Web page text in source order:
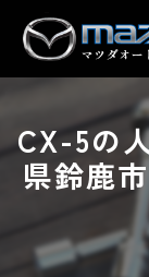
CX-5の
県鈴鹿